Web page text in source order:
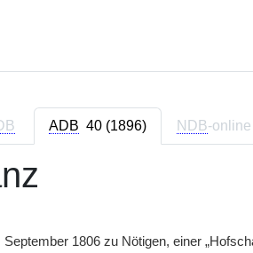
ADB 40 (1896) NDB-online
1806 zu Nötigen, einer